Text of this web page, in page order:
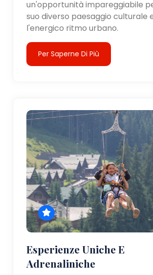
un'opportunità impareggiabile
suo diverso paesaggio culturale
l'energico ritmo urbano.
Per Saperne Di Più
Esperienze Uniche E
Adrenaliniche